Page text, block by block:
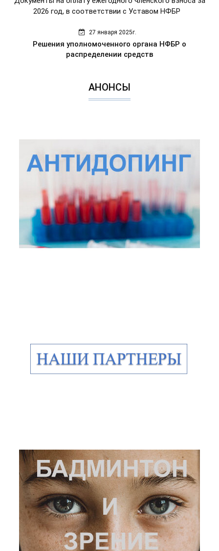
2026 год, в соответствии с Уставом НФБР
27 января 2025г.
Решения уполномоченного органа НФБР о
распределении средств
АНОНСЫ